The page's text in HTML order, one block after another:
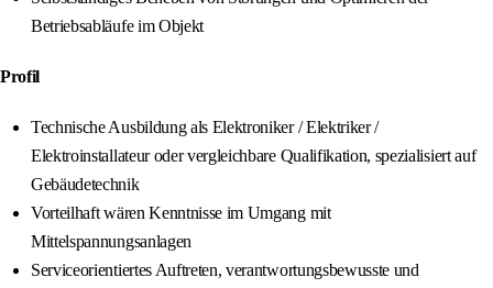
Betriebsabläufe im Objekt
Profil
Technische Ausbildung als Elektroniker / Elektriker /
Elektroinstallateur oder vergleichbare Qualifikation, spezialisiert auf
Gebäudetechnik
Vorteilhaft wären Kenntnisse im Umgang mit
Mittelspannungsanlagen
Serviceorientiertes Auftreten, verantwortungsbewusste und